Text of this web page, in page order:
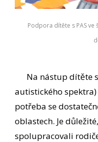
Podpora dítěte s PAS
Na nástup dítěte s
autistického
potřeba se
oblastech. Je
spolupracovali